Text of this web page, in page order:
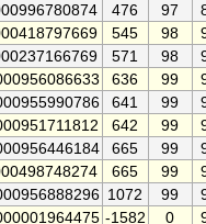
476 97
545 98
571 98
636 99
641 99
642 99
665 99
665 99
1072 99
-1582 0